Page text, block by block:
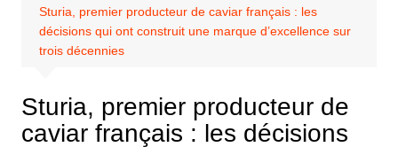
Sturia, premier producteur de caviar français : les
décisions qui ont construit une marque d’excellence sur
trois décennies
Sturia, premier producteur de
caviar français : les décisions